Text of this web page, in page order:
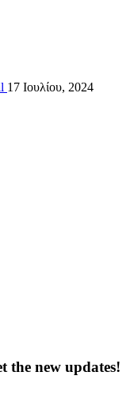
17 Ιουλίου, 2024
the new updates!